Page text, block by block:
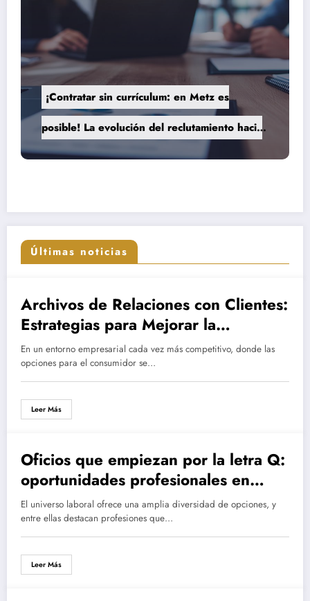
¡Contratar sin currículum: en Metz es
posible! La evolución del reclutamiento hacia
procesos más humanos y eficaces
Últimas noticias
Archivos de Relaciones con Clientes:
Estrategias para Mejorar la
Fidelización desde el Soporte
En un entorno empresarial cada vez más competitivo, donde las
opciones para el consumidor se…
Leer Más
Oficios que empiezan por la letra Q:
oportunidades profesionales en
química e investigación
El universo laboral ofrece una amplia diversidad de opciones, y
entre ellas destacan profesiones que…
Leer Más